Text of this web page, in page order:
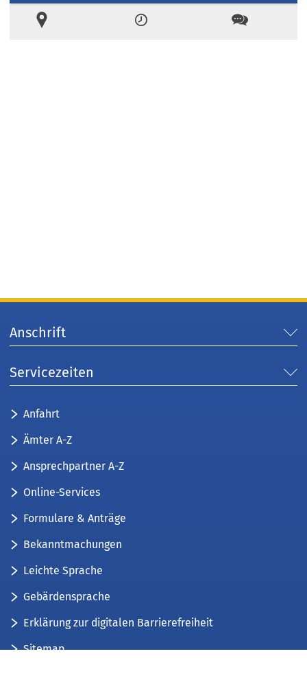
Zeiten Kontakt
Anschrift
Servicezeiten
Anfahrt
Ämter A-Z
Ansprechpartner A-Z
Online-Services
Formulare & Anträge
Bekanntmachungen
Leichte Sprache
Gebärdensprache
Erklärung zur digitalen Barrierefreiheit
Sitemap